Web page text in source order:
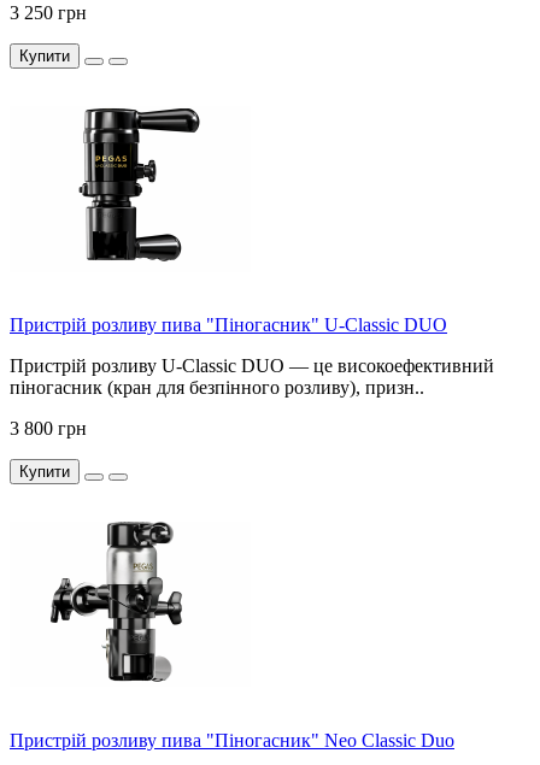
3 250 грн
Купити
Пристрій розливу пива "Піногасник" U-Classic DUO
Пристрій розливу U-Classic DUO — це високоефективний
піногасник (кран для безпінного розливу), призн..
3 800 грн
Купити
Пристрій розливу пива "Піногасник" Neo Classic Duo